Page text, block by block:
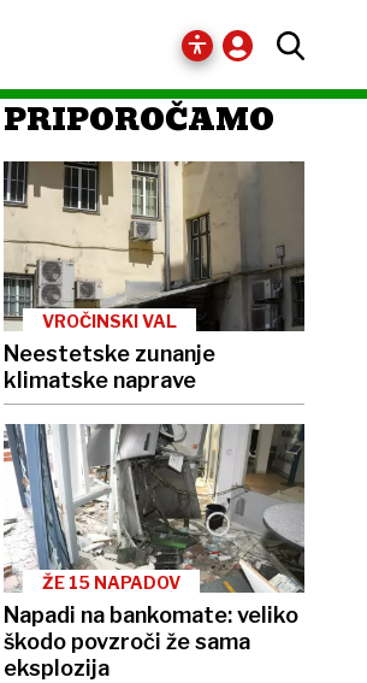
PRIPOROČAMO
VROČINSKI VAL
Neestetske zunanje
klimatske naprave
ŽE 15 NAPADOV
Napadi na bankomate: veliko
škodo povzroči že sama
eksplozija